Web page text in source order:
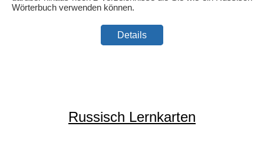
Wörterbuch verwenden können.
Details
Russisch Lernkarten